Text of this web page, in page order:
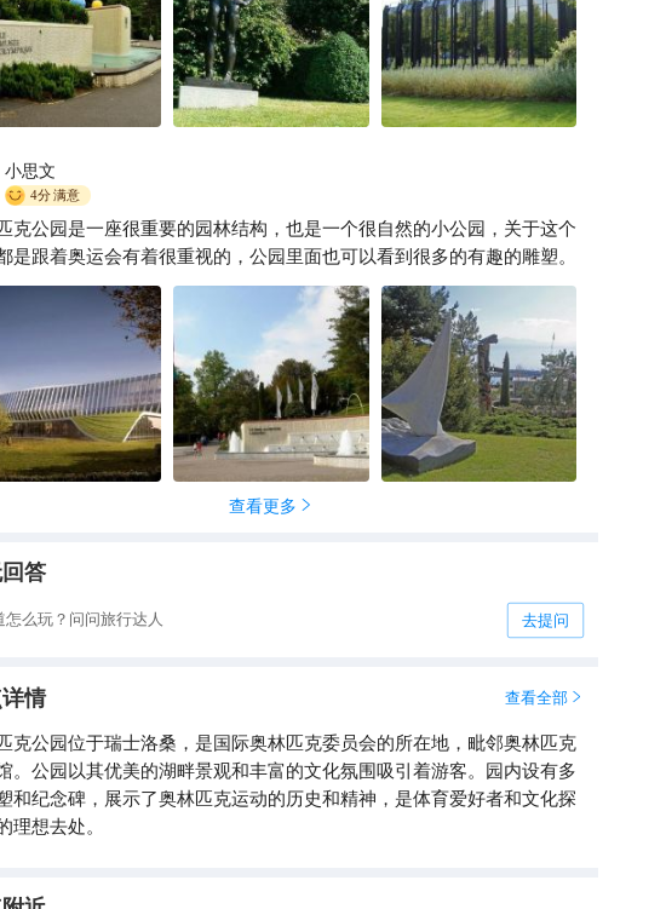
小思文
4分满意
克公园是一座很重要的园林结构，也是一个很自然的小公园，关于这个
是跟着奥运会有着很重视的，公园里面也可以看到很多的有趣的雕塑。
查看更多 
答
怎么玩？问问旅行达人 去提问
情 查看全部 
克公园位于瑞士洛桑，是国际奥林匹克委员会的所在地，毗邻奥林匹克
。公园以其优美的湖畔景观和丰富的文化氛围吸引着游客。园内设有多
和纪念碑，展示了奥林匹克运动的历史和精神，是体育爱好者和文化探
理想去处。